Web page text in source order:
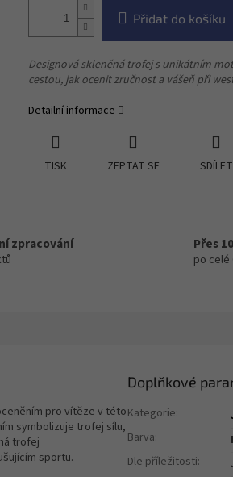
Přidat do košíku
Designová skleněná trofejs unikátním
cestou, jak ocenitzručnost a vášeň při
Detailní informace
TISK ZEPTAT SE SDÍLET
zpracování Přes
po celé
pro vítěze v této
symbolizuje trofej sílu,
trofej
ícím sportu.
Doplňkové
Kategorie:
Barva:
Dle příležitosti: